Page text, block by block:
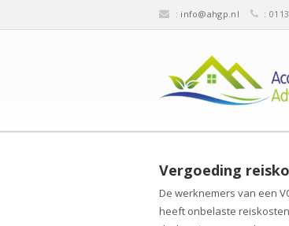
: info@ahgp.nl :
Vergoeding
De werknemers van een
heeft onbelaste